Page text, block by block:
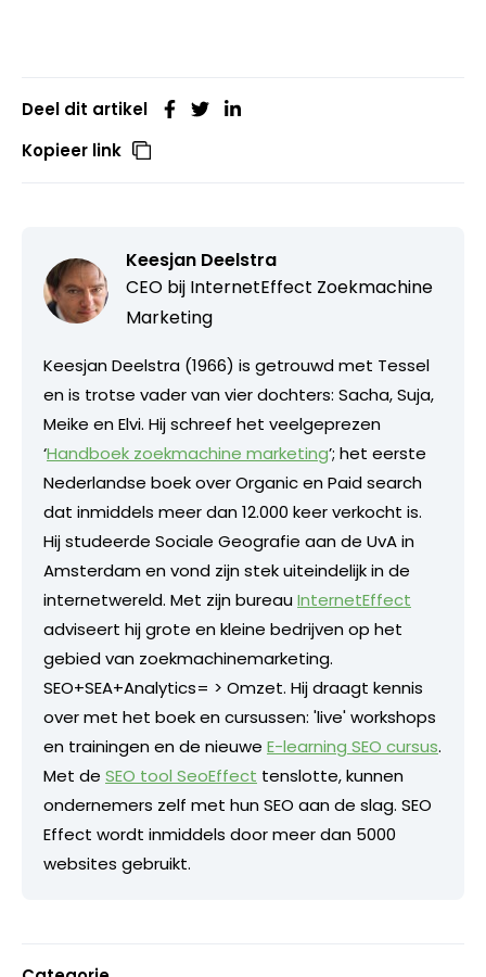
Deel dit artikel
Kopieer link
Keesjan Deelstra
CEO bij InternetEffect Zoekmachine
Marketing
Keesjan Deelstra (1966) is getrouwd met Tessel
en is trotse vader van vier dochters: Sacha, Suja,
Meike en Elvi. Hij schreef het veelgeprezen
‘Handboek zoekmachine marketing’; het eerste
Nederlandse boek over Organic en Paid search
dat inmiddels meer dan 12.000 keer verkocht is.
Hij studeerde Sociale Geografie aan de UvA in
Amsterdam en vond zijn stek uiteindelijk in de
internetwereld. Met zijn bureauInternetEffect
adviseert hij grote en kleine bedrijven op het
gebied van zoekmachinemarketing.
SEO+SEA+Analytics= > Omzet. Hij draagt kennis
over met het boek en cursussen: 'live' workshops
en trainingen en de nieuwe E-learning SEO cursus.
Met de SEO tool SeoEffect tenslotte, kunnen
ondernemers zelf met hun SEO aan de slag. SEO
Effect wordt inmiddels door meer dan 5000
websites gebruikt.